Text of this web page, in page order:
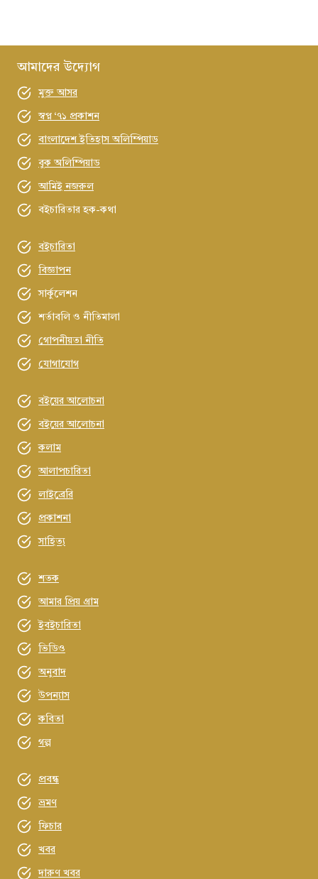
আমাদের উদ্যোগ
মুক্ত আসর
স্বপ্ন ‘৭১ প্রকাশন
বাংলাদেশ ইতিহাস অলিম্পিয়াড
বুক অলিম্পিয়াড
আমিই নজরুল
বইচারিতার হক-কথা
বইচারিতা
বিজ্ঞাপন
সার্কুলেশন
শর্তাবলি ও নীতিমালা
গোপনীয়তা নীতি
যোগাযোগ
বইয়ের আলোচনা
বইয়ের আলোচনা
কলাম
আলাপচারিতা
লাইব্রেরি
প্রকাশনা
সাহিত্য
শতক
আমার প্রিয় গ্রাম
ইবইচারিতা
ভিডিও
অনুবাদ
উপন্যাস
কবিতা
গল্প
প্রবন্ধ
ভ্রমণ
ফিচার
খবর
দারুণ খবর